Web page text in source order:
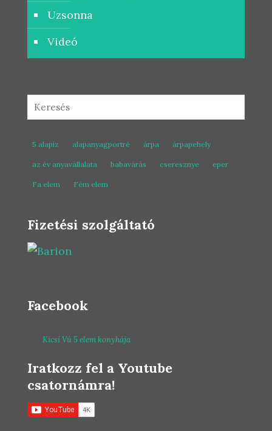
Uzsonna
Videó
5 alapíz alapanyagportré árpa árpapehely
az év anyavállalata babavárás cseresznye eper
Fa elem Fém elem
Fizetési szolgáltató
Facebook
Kicsi Vú 5 elem konyhája
Iratkozz fel a Youtube
csatornámra!